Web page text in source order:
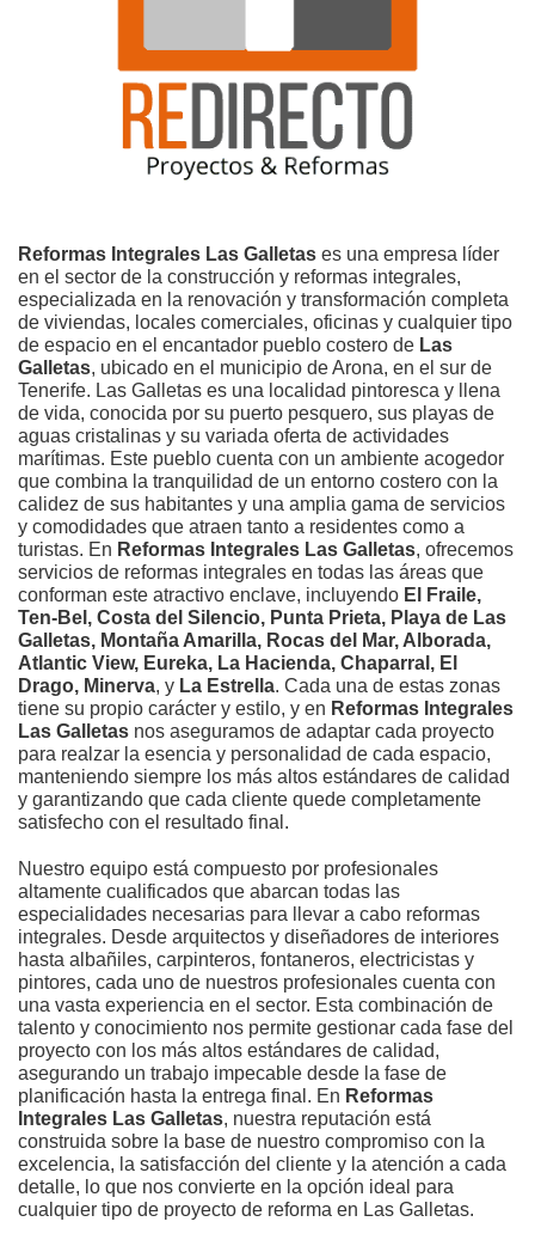
Reformas Integrales Las Galletas es una empresa líder
en el sector de la construcción y reformas integrales,
especializada en la renovación y transformación completa
de viviendas, locales comerciales, oficinas y cualquier tipo
de espacio en el encantador pueblo costero de Las
Galletas, ubicado en el municipio de Arona, en el sur de
Tenerife. Las Galletas es una localidad pintoresca y llena
de vida, conocida por su puerto pesquero, sus playas de
aguas cristalinas y su variada oferta de actividades
marítimas. Este pueblo cuenta con un ambiente acogedor
que combina la tranquilidad de un entorno costero con la
calidez de sus habitantes y una amplia gama de servicios
y comodidades que atraen tanto a residentes como a
turistas. En Reformas Integrales Las Galletas, ofrecemos
servicios de reformas integrales en todas las áreas que
conforman este atractivo enclave, incluyendo El Fraile,
Ten-Bel, Costa del Silencio, Punta Prieta, Playa de Las
Galletas, Montaña Amarilla, Rocas del Mar, Alborada,
Atlantic View, Eureka, La Hacienda, Chaparral, El
Drago, Minerva, y La Estrella. Cada una de estas zonas
tiene su propio carácter y estilo, y en Reformas Integrales
Las Galletas nos aseguramos de adaptar cada proyecto
para realzar la esencia y personalidad de cada espacio,
manteniendo siempre los más altos estándares de calidad
y garantizando que cada cliente quede completamente
satisfecho con el resultado final.
Nuestro equipo está compuesto por profesionales
altamente cualificados que abarcan todas las
especialidades necesarias para llevar a cabo reformas
integrales. Desde arquitectos y diseñadores de interiores
hasta albañiles, carpinteros, fontaneros, electricistas y
pintores, cada uno de nuestros profesionales cuenta con
una vasta experiencia en el sector. Esta combinación de
talento y conocimiento nos permite gestionar cada fase del
proyecto con los más altos estándares de calidad,
asegurando un trabajo impecable desde la fase de
planificación hasta la entrega final. En Reformas
Integrales Las Galletas, nuestra reputación está
construida sobre la base de nuestro compromiso con la
excelencia, la satisfacción del cliente y la atención a cada
detalle, lo que nos convierte en la opción ideal para
cualquier tipo de proyecto de reforma en Las Galletas.